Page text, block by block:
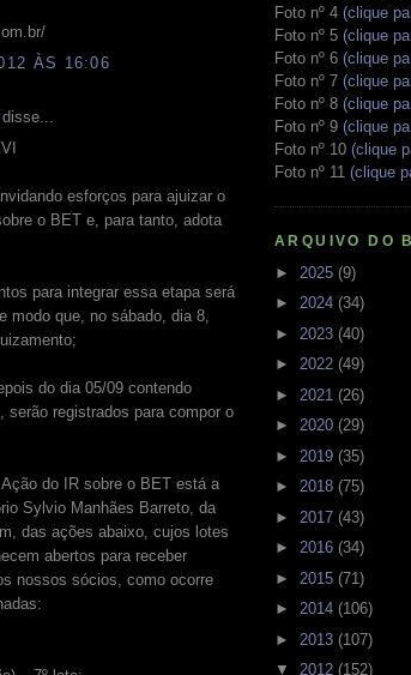
ÀS 16:06
disse...
esforços para ajuizar o
o BET e, para tanto, adota
para integrar essa etapa será
modo que, no sábado, dia 8,
do dia 05/09 contendo
serão registrados para compor o
do IR sobre o BET está a
Sylvio Manhães Barreto, da
das ações abaixo, cujos lotes
abertos para receber
nossos sócios, como ocorre
Foto nº 4 (clique
Foto nº 5 (clique
Foto nº 6 (clique
Foto nº 7 (clique
Foto nº 8 (clique
Foto nº 9 (clique
Foto nº 10 (clique
Foto nº 11 (clique
ARQUIVO DO
► 2025 (9)
► 2024 (34)
► 2023 (40)
► 2022 (49)
► 2021 (26)
► 2020 (29)
► 2019 (35)
► 2018 (75)
► 2017 (43)
► 2016 (34)
► 2015 (71)
► 2014 (106)
► 2013 (107)
▼ 2012 (152)